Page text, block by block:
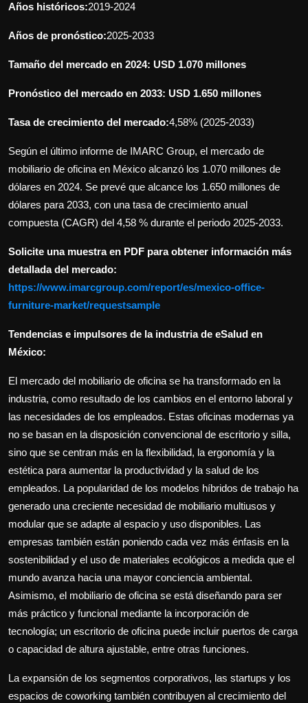
Años históricos:2019-2024
Años de pronóstico:2025-2033
Tamaño del mercado en 2024: USD 1.070 millones
Pronóstico del mercado en 2033: USD 1.650 millones
Tasa de crecimiento del mercado:4,58% (2025-2033)
Según el último informe de IMARC Group, el mercado de
mobiliario de oficina en México alcanzó los 1.070 millones de
dólares en 2024. Se prevé que alcance los 1.650 millones de
dólares para 2033, con una tasa de crecimiento anual
compuesta (CAGR) del 4,58 % durante el periodo 2025-2033.
Solicite una muestra en PDF para obtener información más
detallada del mercado:
https://www.imarcgroup.com/report/es/mexico-office-
furniture-market/requestsample
Tendencias e impulsores de la industria de eSalud en
México:
El mercado del mobiliario de oficina se ha transformado en la
industria, como resultado de los cambios en el entorno laboral y
las necesidades de los empleados. Estas oficinas modernas ya
no se basan en la disposición convencional de escritorio y silla,
sino que se centran más en la flexibilidad, la ergonomía y la
estética para aumentar la productividad y la salud de los
empleados. La popularidad de los modelos híbridos de trabajo ha
generado una creciente necesidad de mobiliario multiusos y
modular que se adapte al espacio y uso disponibles. Las
empresas también están poniendo cada vez más énfasis en la
sostenibilidad y el uso de materiales ecológicos a medida que el
mundo avanza hacia una mayor conciencia ambiental.
Asimismo, el mobiliario de oficina se está diseñando para ser
más práctico y funcional mediante la incorporación de
tecnología; un escritorio de oficina puede incluir puertos de carga
o capacidad de altura ajustable, entre otras funciones.
La expansión de los segmentos corporativos, las startups y los
espacios de coworking también contribuyen al crecimiento del